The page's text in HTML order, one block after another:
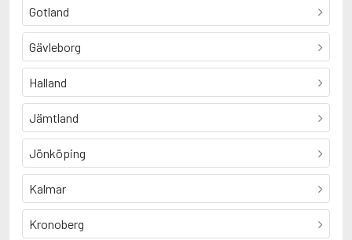
Gotland
Gävleborg
Halland
Jämtland
Jönköping
Kalmar
Kronoberg